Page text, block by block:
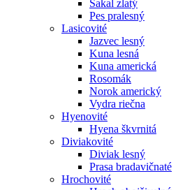
Šakal zlatý
Pes pralesný
Lasicovité
Jazvec lesný
Kuna lesná
Kuna americká
Rosomák
Norok americký
Vydra riečna
Hyenovité
Hyena škvrnitá
Diviakovité
Diviak lesný
Prasa bradavičnaté
Hrochovité